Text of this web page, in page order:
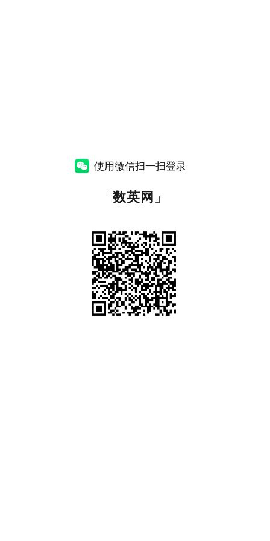
使用微信扫一扫登录
「数英网 」